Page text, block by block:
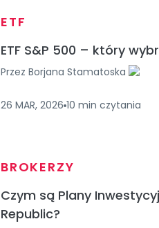
ETF
ETF S&P 500 – który
Przez Borjana Stamatoska
26 MAR, 2026 10 min czytania
BROKERZY
Czym są Plany
Republic?